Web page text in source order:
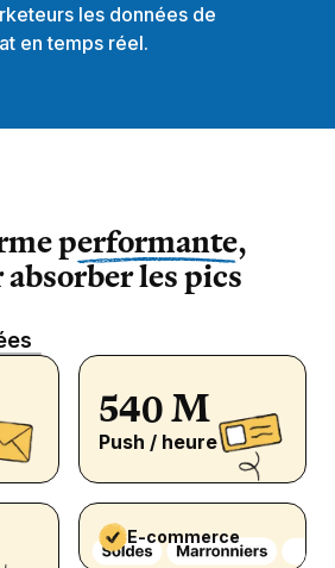
les données de
en temps réel.
performante,
les pics
540 M
Push / heure
E-commerce